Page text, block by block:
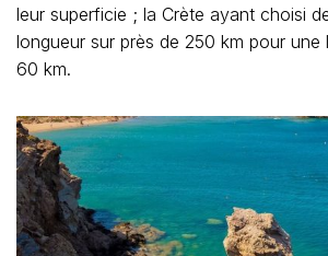
leur superficie ; la Crète ayant choisi
longueur sur près de 250 km pour une
60 km.